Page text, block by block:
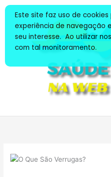
conteúdo
Este site faz uso de
experiência de navegação
seu interesse. Ao utilizar
com tal monitoramento.